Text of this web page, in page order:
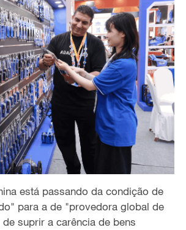
está passando da condição de
para a de "provedora global de
suprir a carência de bens